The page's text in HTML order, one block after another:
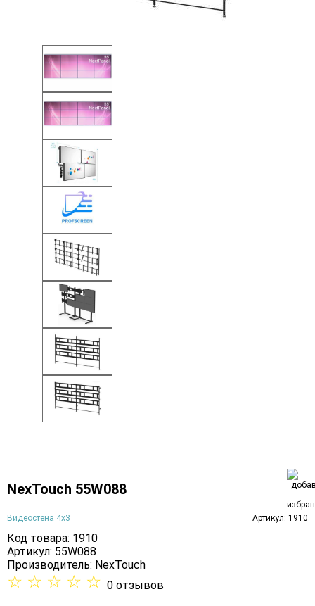
NexTouch 55W088
Видеостена 4х3 Артикул: 1910
Код товара: 1910
Артикул: 55W088
Производитель: NexTouch
☆ ☆ ☆ ☆ ☆ 0 отзывов